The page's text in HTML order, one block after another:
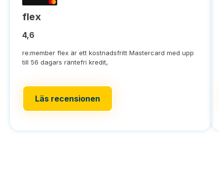
flex
4,6
re:member flex är ett kostnadsfritt Mastercard med upp
till 56 dagars räntefri kredit,
Läs recensionen